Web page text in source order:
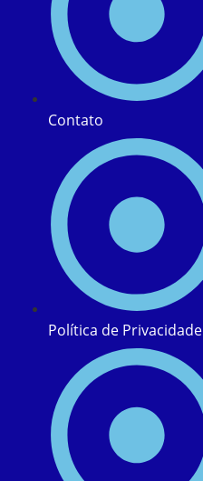
Contato
Política de Privacidade